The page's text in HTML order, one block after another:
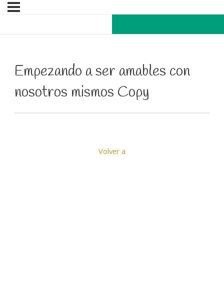
Empezando a ser amables con
nosotros mismos Copy
Volver a